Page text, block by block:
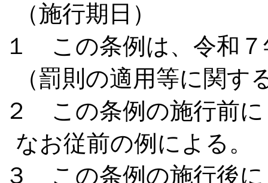
（施行期日）
１ この条例は、令和
（罰則の適用等に関す
２ この条例の施行前
なお従前の例による。
３ この条例の施行後